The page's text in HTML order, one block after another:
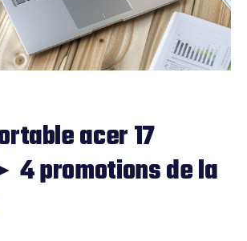
acer 17
4 promotions de la